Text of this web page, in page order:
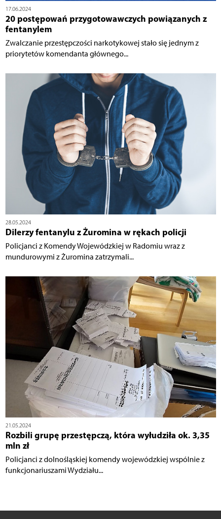
17.06.2024
20 postępowań przygotowawczych powiązanych z
fentanylem
Zwalczanie przestępczości narkotykowej stało się jednym z
priorytetów komendanta głównego...
28.05.2024
Dilerzy fentanylu z Żuromina w rękach policji
Policjanci z Komendy Wojewódzkiej w Radomiu wraz z
mundurowymi z Żuromina zatrzymali...
21.05.2024
Rozbili grupę przestępczą, która wyłudziła ok. 3,35
mln zł
Policjanci z dolnośląskiej komendy wojewódzkiej wspólnie z
funkcjonariuszami Wydziału...